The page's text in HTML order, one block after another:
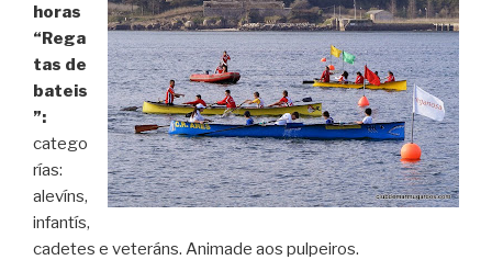
horas
“Rega
tas de
bateis
”:
catego
rías:
alevíns,
infantís,
cadetes e veteráns. Animade aos pulpeiros.